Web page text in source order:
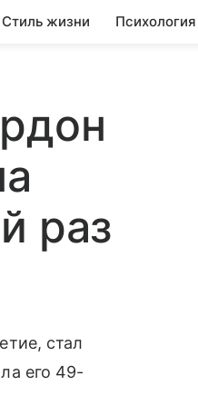
Стиль жизни Психология
раз
стал
его 49-